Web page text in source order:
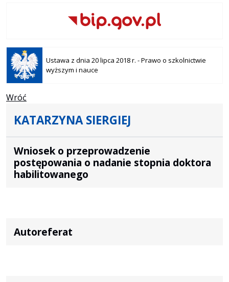
Ustawa z dnia 20 lipca 2018 r. - Prawo o szkolnictwie
wyższym i nauce
Otwiera
się w
nowej
karcie
Wróć
KATARZYNA SIERGIEJ
Wniosek o przeprowadzenie
postępowania o nadanie stopnia doktora
habilitowanego
Autoreferat